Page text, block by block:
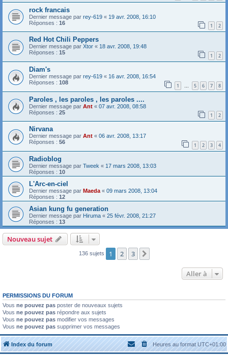
rock francais
Dernier message par rey-619 « 19 avr. 2008, 16:10
Réponses : 16 1 2
Red Hot Chili Peppers
Dernier message par Xtor « 18 avr. 2008, 19:48
Réponses : 15 1 2
Diam's
Dernier message par rey-619 « 16 avr. 2008, 16:54
Réponses : 108 1 … 5 6 7 8
Paroles , les paroles , les paroles ....
Dernier message par Ant « 07 avr. 2008, 08:58
Réponses : 25 1 2
Nirvana
Dernier message par Ant « 06 avr. 2008, 13:17
Réponses : 56 1 2 3 4
Radioblog
Dernier message par Tweek « 17 mars 2008, 13:03
Réponses : 10
L'Arc-en-ciel
Dernier message par Maeda « 09 mars 2008, 13:04
Réponses : 12
Asian kung fu generation
Dernier message par Hiruma « 25 févr. 2008, 21:27
Réponses : 13
Nouveau sujet
136 sujets 1 2 3
Aller à
PERMISSIONS DU FORUM
Vous ne pouvez pas poster de nouveaux sujets
Vous ne pouvez pas répondre aux sujets
Vous ne pouvez pas modifier vos messages
Vous ne pouvez pas supprimer vos messages
Index du forum Heures au formatUTC+01:00